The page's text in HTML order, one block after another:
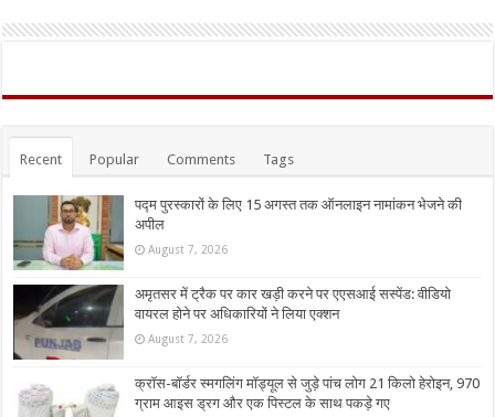
Recent Popular Comments Tags
पद्म पुरस्कारों के लिए 15 अगस्त तक ऑनलाइन नामांकन भेजने की
अपील
August 7, 2026
अमृतसर में ट्रैक पर कार खड़ी करने पर एएसआई सस्पेंड: वीडियो
वायरल होने पर अधिकारियों ने लिया एक्शन
August 7, 2026
क्रॉस-बॉर्डर स्मगलिंग मॉड्यूल से जुड़े पांच लोग 21 किलो हेरोइन, 970
ग्राम आइस ड्रग और एक पिस्टल के साथ पकड़े गए